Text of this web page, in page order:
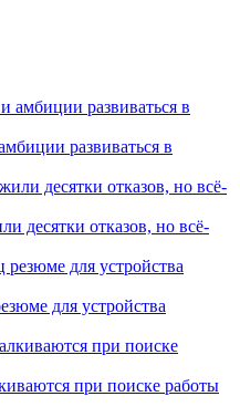
развиваться в
десятки отказов, но всё-
для устройства
при поиске работы